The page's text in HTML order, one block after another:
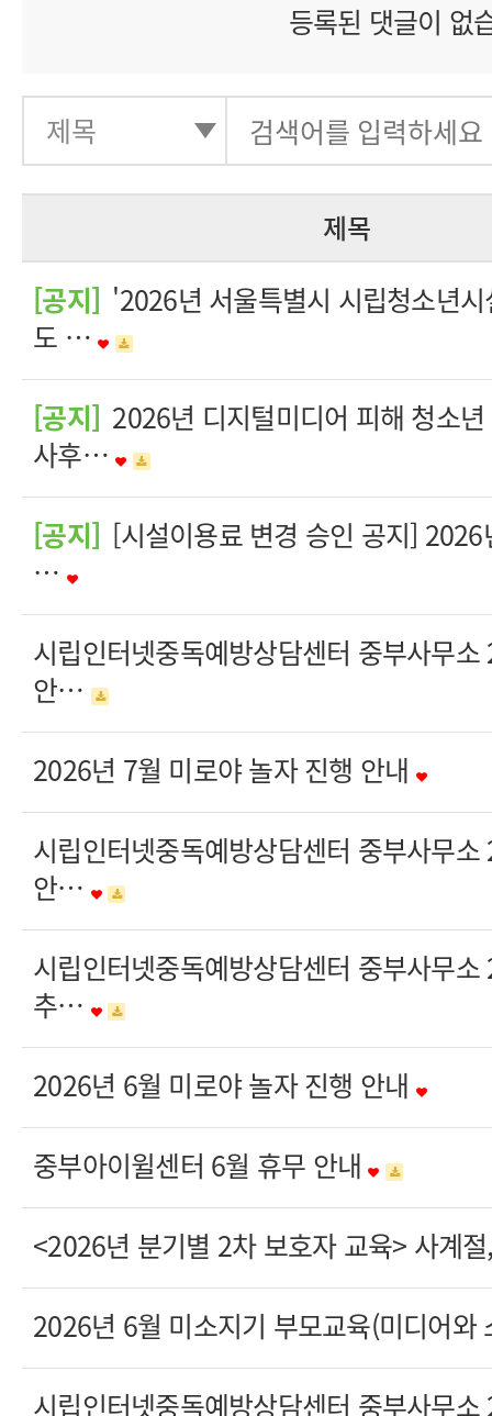
등록된 댓글이 없
제목
[공지] '2026년 서울특별시 시립청소년
도 …
[공지] 2026년 디지털미디어 피해 청소
사후…
[공지] [시설이용료 변경 승인 공지]
…
시립인터넷중독예방상담센터 중부사무
안…
2026년 7월 미로야 놀자 진행 안내
시립인터넷중독예방상담센터 중부사무
안…
시립인터넷중독예방상담센터 중부사무
추…
2026년 6월 미로야 놀자 진행 안내
중부아이윌센터 6월 휴무 안내
<2026년 분기별 2차 보호자 교육> 사계
2026년 6월 미소지기 부모교육(미디어
시립인터넷중독예방상담센터 중부사무